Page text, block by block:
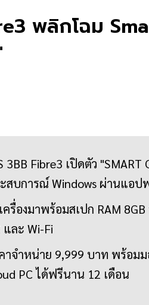
พลิกโฉม
3BB Fibre3 เปิดตัว
สบการณ์ Windows ผ่านแอป
ครื่องมาพร้อมสเปก RAM
และ Wi-Fi
าจำหน่าย 9,999 บาท พร้อม
PC ได้ฟรีนาน 12 เดือน